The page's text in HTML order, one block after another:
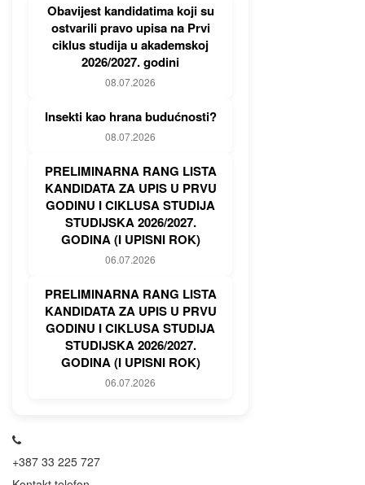
Obavijest kandidatima koji su
ostvarili pravo upisa na Prvi
ciklus studija u akademskoj
2026/2027. godini
08.07.2026
Insekti kao hrana budućnosti?
08.07.2026
PRELIMINARNA RANG LISTA
KANDIDATA ZA UPIS U PRVU
GODINU I CIKLUSA STUDIJA
STUDIJSKA 2026/2027.
GODINA (I UPISNI ROK)
06.07.2026
PRELIMINARNA RANG LISTA
KANDIDATA ZA UPIS U PRVU
GODINU I CIKLUSA STUDIJA
STUDIJSKA 2026/2027.
GODINA (I UPISNI ROK)
06.07.2026
+387 33 225 727